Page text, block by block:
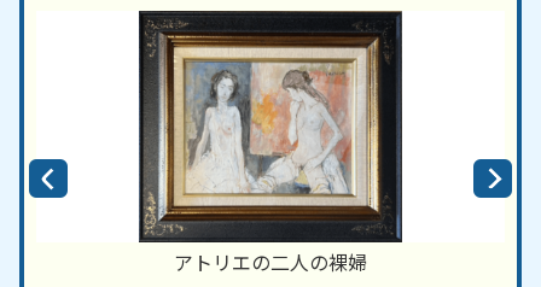
アトリエの二人の裸婦